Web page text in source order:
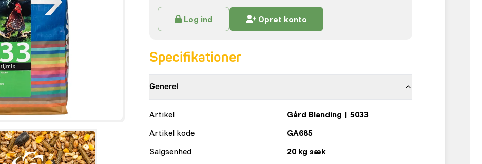
Log ind Opret konto
Specifikationer
Generel
Artikel
Gård Blanding | 5033
Artikel kode
GA685
Salgsenhed
20 kg sæk